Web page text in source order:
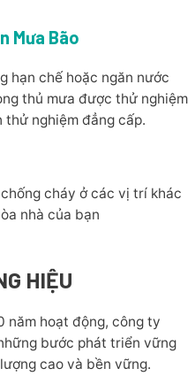
Mưa Bão
hạn chế hoặc ngăn nước
thủ mưa được thử nghiệm
thử nghiệm đẳng cấp.
cháy ở các vị trí khác
nhà của bạn
HIỆU
năm hoạt động, công ty
bước phát triển vững
cao và bền vững.